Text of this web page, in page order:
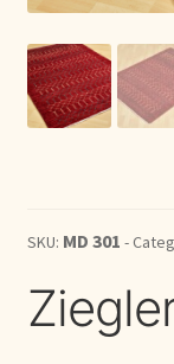
Kilim
Redondas
Seda
Pasillo
SKU: MD 301 -